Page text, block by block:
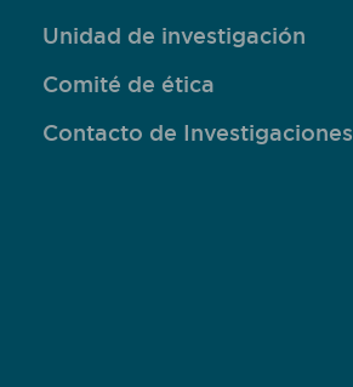
Unidad de investigación
Comité de ética
Contacto de Investigaciones